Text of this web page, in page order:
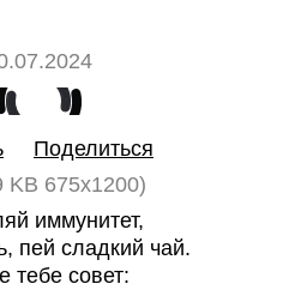
Поделиться
KB 675x1200)
иммунитет,
пей сладкий чай.
тебе совет: